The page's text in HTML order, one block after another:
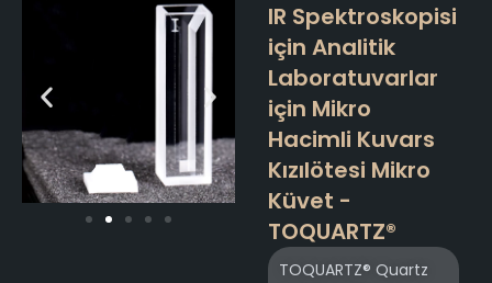
IR Spektroskopisi
için Analitik
Laboratuvarlar
için Mikro
Hacimli Kuvars
Kızılötesi Mikro
Küvet -
TOQUARTZ®
TOQUARTZ® Quartz